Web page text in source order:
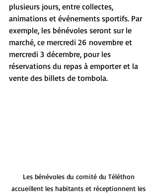
plusieurs jours, entre collectes,
animations et événements sportifs. Par
exemple, les bénévoles seront sur le
marché, ce mercredi 26 novembre et
mercredi 3 décembre, pour les
réservations du repas à emporter et la
vente des billets de tombola.
Les bénévoles du comité du Téléthon
accueillent les habitants et réceptionnent les